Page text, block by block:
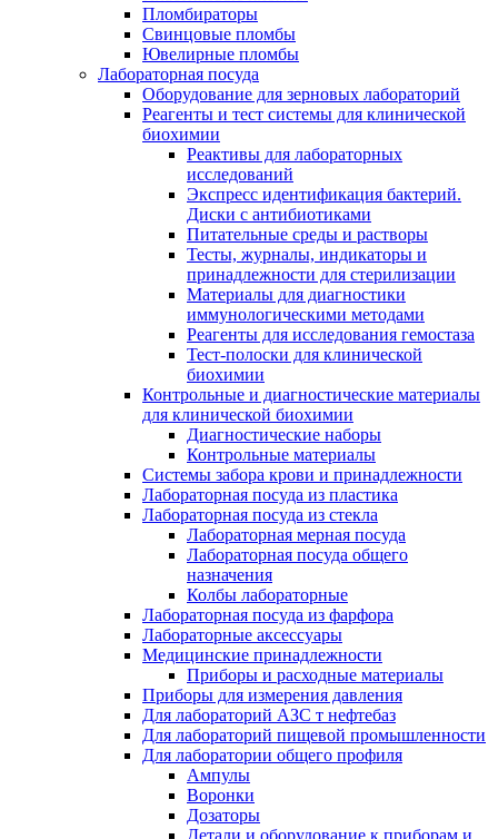
Пломбираторы
Свинцовые пломбы
Ювелирные пломбы
Лабораторная посуда
Оборудование для зерновых лабораторий
Реагенты и тест системы для клинической
биохимии
Реактивы для лабораторных
исследований
Экспресс идентификация бактерий.
Диски с антибиотиками
Питательные среды и растворы
Тесты, журналы, индикаторы и
принадлежности для стерилизации
Материалы для диагностики
иммунологическими методами
Реагенты для исследования гемостаза
Тест-полоски для клинической
биохимии
Контрольные и диагностические материалы
для клинической биохимии
Диагностические наборы
Контрольные материалы
Системы забора крови и принадлежности
Лабораторная посуда из пластика
Лабораторная посуда из стекла
Лабораторная мерная посуда
Лабораторная посуда общего
назначения
Колбы лабораторные
Лабораторная посуда из фарфора
Лабораторные аксессуары
Медицинские принадлежности
Приборы и расходные материалы
Приборы для измерения давления
Для лабораторий АЗС т нефтебаз
Для лабораторий пищевой промышленности
Для лаборатории общего профиля
Ампулы
Воронки
Дозаторы